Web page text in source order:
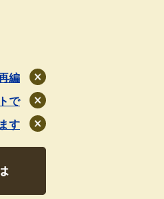
編
閉
じ
る
で
閉
じ
る
す
閉